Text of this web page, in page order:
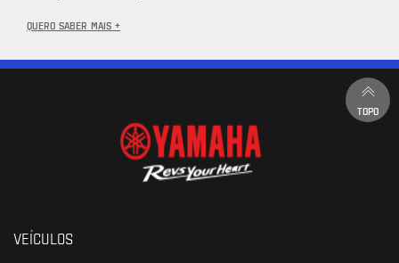
QUERO SABER MAIS +
TOPO
VEÍCULOS